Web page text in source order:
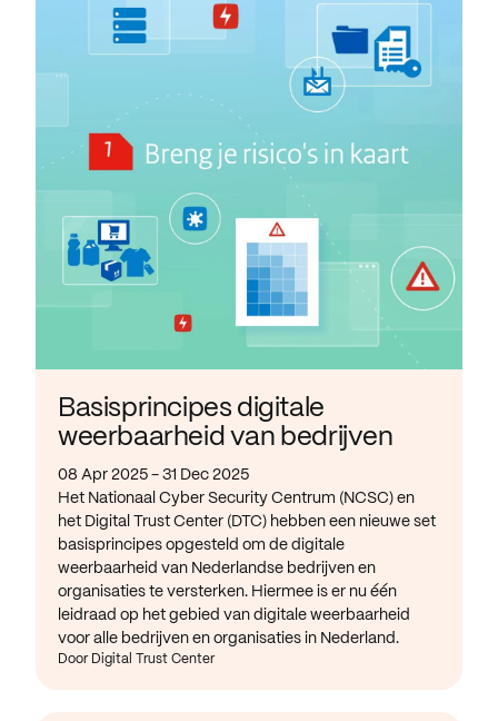
Basisprincipes digitale
weerbaarheid van bedrijven
08 Apr 2025 - 31 Dec 2025
Het Nationaal Cyber Security Centrum (NCSC) en
het Digital Trust Center (DTC) hebben een nieuwe set
basisprincipes opgesteld om de digitale
weerbaarheid van Nederlandse bedrijven en
organisaties te versterken. Hiermee is er nu één
leidraad op het gebied van digitale weerbaarheid
voor alle bedrijven en organisaties in Nederland.
Door Digital Trust Center